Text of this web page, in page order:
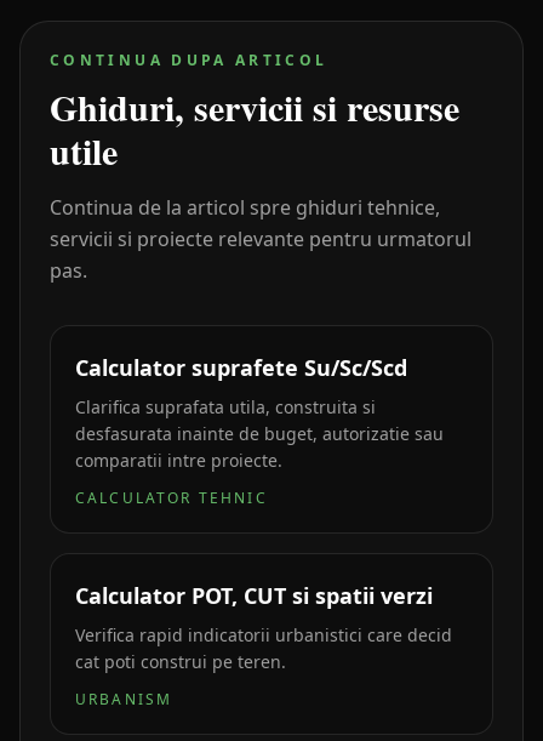
CONTINUA DUPA ARTICOL
Ghiduri, servicii si resurse
utile
Continua de la articol spre ghiduri tehnice,
servicii si proiecte relevante pentru urmatorul
pas.
Calculator suprafete Su/Sc/Scd
Clarifica suprafata utila, construita si
desfasurata inainte de buget, autorizatie sau
comparatii intre proiecte.
CALCULATOR TEHNIC
Calculator POT, CUT si spatii verzi
Verifica rapid indicatorii urbanistici care decid
cat poti construi pe teren.
URBANISM